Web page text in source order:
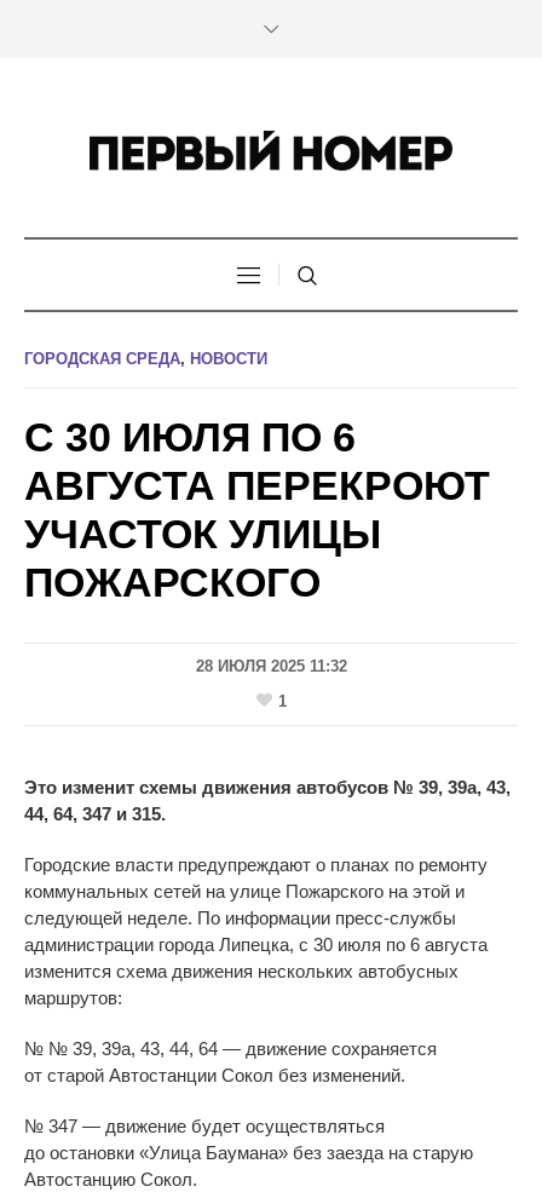
ГОРОДСКАЯ СРЕДА, НОВОСТИ
С 30 ИЮЛЯ ПО 6
АВГУСТА ПЕРЕКРОЮТ
УЧАСТОК УЛИЦЫ
ПОЖАРСКОГО
28 ИЮЛЯ 2025 11:32
1
Это изменит схемы движения автобусов № 39, 39а, 43,
44, 64, 347 и 315.
Городские власти предупреждают о планах по ремонту
коммунальных сетей на улице Пожарского на этой и
следующей неделе. По информации пресс-службы
администрации города Липецка, с 30 июля по 6 августа
изменится схема движения нескольких автобусных
маршрутов:
№ № 39, 39а, 43, 44, 64 — движение сохраняется
от старой Автостанции Сокол без изменений.
№ 347 — движение будет осуществляться
до остановки «Улица Баумана» без заезда на старую
Автостанцию Сокол.